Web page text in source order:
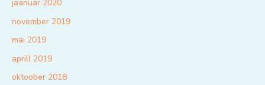
jaanuar 2020
november 2019
mai 2019
aprill 2019
oktoober 2018